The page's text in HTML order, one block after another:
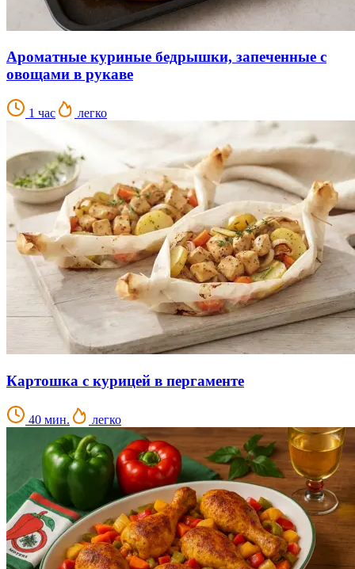
Ароматные куриные бедрышки, запеченные с
овощами в рукаве
1 час легко
Картошка с курицей в пергаменте
40 мин. легко